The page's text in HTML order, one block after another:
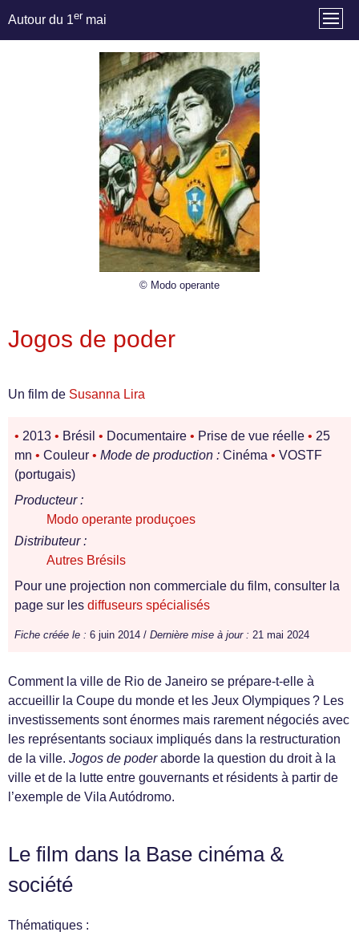
Autour du 1er mai
© Modo operante
Jogos de poder
Un film de Susanna Lira
• 2013 • Brésil • Documentaire • Prise de vue réelle • 25
mn • Couleur • Mode de production : Cinéma • VOSTF
(portugais)
Producteur :
Modo operante produçoes
Distributeur :
Autres Brésils
Pour une projection non commerciale du film, consulter la
page sur les diffuseurs spécialisés
Fiche créée le : 6 juin 2014 / Dernière mise à jour : 21 mai 2024
Comment la ville de Rio de Janeiro se prépare-t-elle à
accueillir la Coupe du monde et les Jeux Olympiques ? Les
investissements sont énormes mais rarement négociés avec
les représentants sociaux impliqués dans la restructuration
de la ville. Jogos de poderaborde la question du droit à la
ville et de la lutte entre gouvernants et résidents à partir de
l’exemple de Vila Autódromo.
Le film dans la Base cinéma &
société
Thématiques :